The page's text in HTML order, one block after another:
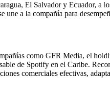
El Salvador y Ecuador, a
a la compañía para
como GFR Media, el
de Spotify en el Caribe.
comerciales efectivas,